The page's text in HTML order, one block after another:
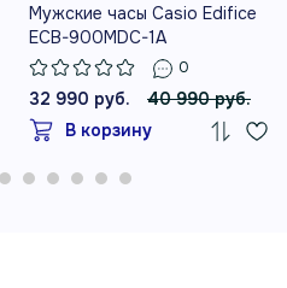
Мужские часы Casio Edifice
ECB-900MDC-1A
0
32 990 руб.
40 990 руб.
В корзину